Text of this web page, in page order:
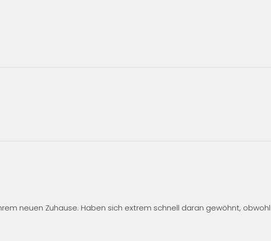
neuen Zuhause. Haben sich extrem schnell daran gewöhnt,